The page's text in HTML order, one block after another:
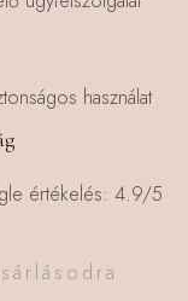
használat
értékelés: 4.9/5